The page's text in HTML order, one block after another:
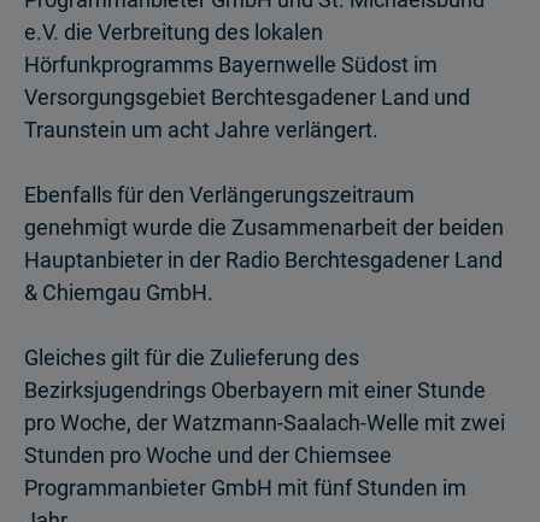
e.V. die Verbreitung des lokalen
Hörfunkprogramms Bayernwelle Südost im
Versorgungsgebiet Berchtesgadener Land und
Traunstein um acht Jahre verlängert.
Ebenfalls für den Verlängerungszeitraum
genehmigt wurde die Zusam­menarbeit der beiden
Hauptanbieter in der Radio Berchtesgadener Land
& Chiemgau GmbH.
Gleiches gilt für die Zulieferung des
Bezirksjugendrings Oberbayern mit einer Stunde
pro Woche, der Watzmann-Saalach-Welle mit zwei
Stunden pro Woche und der Chiemsee
Programmanbieter GmbH mit fünf Stun­den im